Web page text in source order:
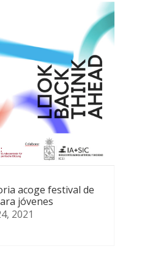
acoge festival de
jóvenes
2021